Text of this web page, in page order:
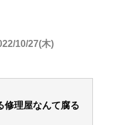
10/27(木)
修理屋なんて腐る